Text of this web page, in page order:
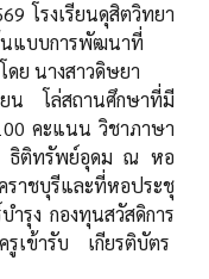
โรงเรียนดุสิตวิทยา
นแบบการพัฒนาที่
โดย นางสาวดิษยา
น โล่สถานศึกษาที่มี
คะแนน วิชาภาษา
ธิติทรัพย์อุดม ณ หอ
ราชบุรีและที่หอประชุ
ำรุง กองทุนสวัสดิการ
รูเข้ารับ เกียรติบัตร